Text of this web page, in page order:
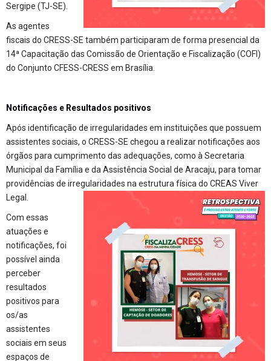
Sergipe (TJ-SE).
As agentes
fiscais do CRESS-SE também participaram de forma presencial da
14ª Capacitação das Comissão de Orientação e Fiscalização (COFI)
do Conjunto CFESS-CRESS em Brasília.
Notificações e Resultados positivos
Após identificação de irregularidades em instituições que possuem
assistentes sociais, o CRESS-SE chegou a realizar notificações aos
órgãos para cumprimento das adequações, como à Secretaria
Municipal da Família e da Assistência Social de Aracaju, para tomar
providências de irregularidades na estrutura física do CREAS Viver
Legal.
Com essas
atuações e
notificações, foi
possível ainda
perceber
resultados
positivos para
os/as
assistentes
sociais em seus
espaços de